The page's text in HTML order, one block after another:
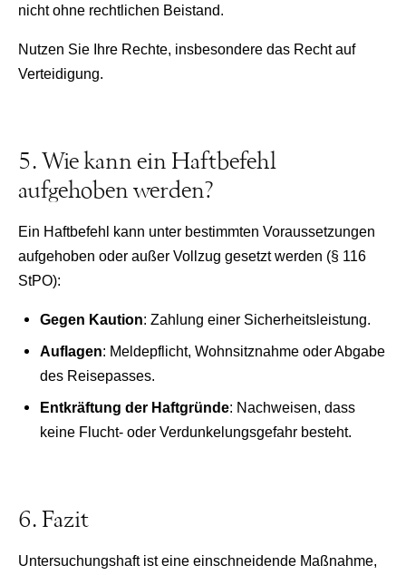
nicht ohne rechtlichen Beistand.
Nutzen Sie Ihre Rechte, insbesondere das Recht auf
Verteidigung.
5. Wie kann ein Haftbefehl
aufgehoben werden?
Ein Haftbefehl kann unter bestimmten Voraussetzungen
aufgehoben oder außer Vollzug gesetzt werden (§ 116
StPO):
Gegen Kaution: Zahlung einer Sicherheitsleistung.
Auflagen: Meldepflicht, Wohnsitznahme oder Abgabe
des Reisepasses.
Entkräftung der Haftgründe: Nachweisen, dass
keine Flucht- oder Verdunkelungsgefahr besteht.
6. Fazit
Untersuchungshaft ist eine einschneidende Maßnahme,